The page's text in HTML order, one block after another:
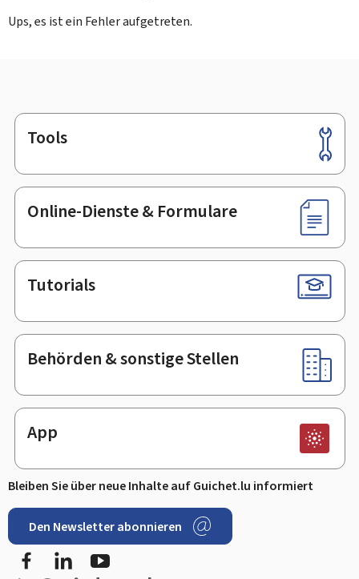
Ups, es ist ein Fehler aufgetreten.
Footer
Tools
Online-Dienste & Formulare
Tutorials
Behörden & sonstige Stellen
App
Bleiben Sie über neue Inhalte auf Guichet.lu informiert
Den Newsletter abonnieren
FacebookLinkedIn